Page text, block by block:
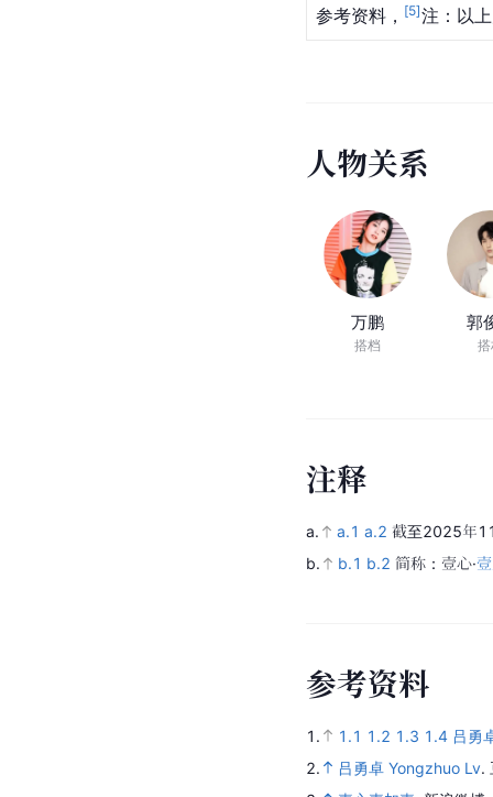
参考资料， [5]注：以
人物关系
万鹏
搭档
郭
注释
a. a.1 a.2 截至2025年
b.
b.1 b.2 简称：壹心·
参考资料
1. 1.1 1.2 1.3 1.4 吕勇
2.
吕勇卓 Yongzhuo Lv.